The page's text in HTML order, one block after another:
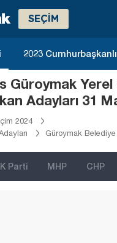
SEÇİM
2023
Güroymak Yerel
Adayları 31
2024
Güroymak
Parti MHP CHP